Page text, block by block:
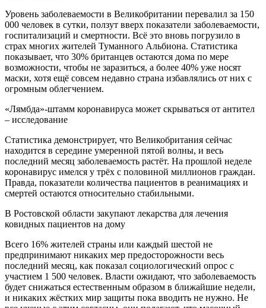
Уровень заболеваемости в Великобритании перевалил за 150
000 человек в сутки, ползут вверх показатели заболеваемости,
госпитализаций и смертности. Всё это вновь погрузило в
страх многих жителей Туманного Альбиона. Статистика
показывает, что 30% британцев остаются дома по мере
возможности, чтобы не заразиться, а более 40% уже носят
маски, хотя ещё совсем недавно страна избавлялись от них с
огромным облегчением.
«Лямбда»-штамм коронавируса может скрываться от антител
– исследование
Статистика демонстрирует, что Великобритания сейчас
находится в середине умеренной пятой волны, и весь
последний месяц заболеваемость растёт. На прошлой неделе
коронавирус имелся у трёх с половиной миллионов граждан.
Правда, показатели количества пациентов в реанимациях и
смертей остаются относительно стабильными.
В Ростовской области закупают лекарства для лечения
ковидных пациентов на дому
Всего 16% жителей страны или каждый шестой не
предпринимают никаких мер предосторожности весь
последний месяц, как показал социологический опрос с
участием 1 500 человек. Власти ожидают, что заболеваемость
будет снижаться естественным образом в ближайшие недели,
и никаких жёстких мир защиты пока вводить не нужно. Не